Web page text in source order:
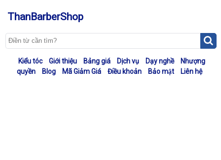
ThanBarberShop
Kiểu tóc Giới thiệu Bảng giá Dịch vụ Dạy nghề
Nhượng
quyền
Blog Mã Giảm Giá Điều khoản Bảo mật Liên hệ